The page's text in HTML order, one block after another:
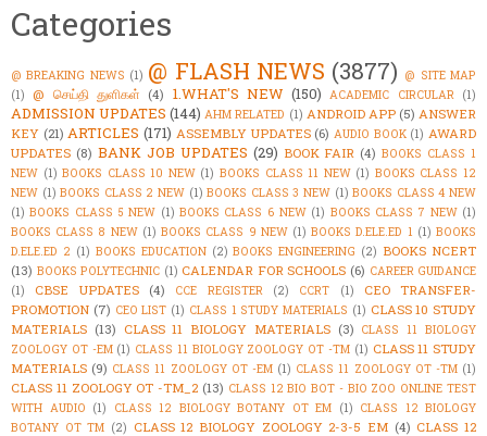
Categories
@ BREAKING NEWS (1) @ FLASH NEWS (3877) @ SITE MAP
(1) @ செய்தி துளிகள் (4) 1.WHAT'S NEW (150) ACADEMIC CIRCULAR (1)
ADMISSION UPDATES (144) AHM RELATED (1) ANDROID APP (5) ANSWER
KEY (21) ARTICLES (171) ASSEMBLY UPDATES (6) AUDIO BOOK (1) AWARD
UPDATES (8) BANK JOB UPDATES (29) BOOK FAIR (4) BOOKS CLASS 1
NEW (1) BOOKS CLASS 10 NEW (1) BOOKS CLASS 11 NEW (1) BOOKS CLASS 12
NEW (1) BOOKS CLASS 2 NEW (1) BOOKS CLASS 3 NEW (1) BOOKS CLASS 4 NEW
(1) BOOKS CLASS 5 NEW (1) BOOKS CLASS 6 NEW (1) BOOKS CLASS 7 NEW (1)
BOOKS CLASS 8 NEW (1) BOOKS CLASS 9 NEW (1) BOOKS D.ELE.ED 1 (1) BOOKS
D.ELE.ED 2 (1) BOOKS EDUCATION (2) BOOKS ENGINEERING (2) BOOKS NCERT
(13) BOOKS POLYTECHNIC (1) CALENDAR FOR SCHOOLS (6) CAREER GUIDANCE
(1)
CBSE UPDATES (4) CCE REGISTER (2) CCRT (1)
CEO TRANSFER-
PROMOTION (7) CEO LIST (1) CLASS 1 STUDY MATERIALS (1) CLASS 10 STUDY
MATERIALS (13) CLASS 11 BIOLOGY MATERIALS (3) CLASS 11 BIOLOGY
ZOOLOGY OT -EM (1) CLASS 11 BIOLOGY ZOOLOGY OT -TM (1) CLASS 11 STUDY
MATERIALS (9) CLASS 11 ZOOLOGY OT -EM (1) CLASS 11 ZOOLOGY OT -TM (1)
CLASS 11 ZOOLOGY OT -TM_2 (13) CLASS 12 BIO BOT - BIO ZOO ONLINE TEST
WITH AUDIO (1) CLASS 12 BIOLOGY BOTANY OT EM (1) CLASS 12 BIOLOGY
BOTANY OT TM (2) CLASS 12 BIOLOGY ZOOLOGY 2-3-5 EM (4) CLASS 12